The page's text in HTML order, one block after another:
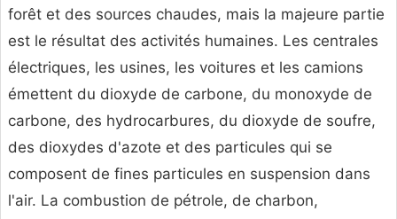
forêt et des sources chaudes, mais la majeure partie
est le résultat des activités humaines. Les centrales
électriques, les usines, les voitures et les camions
émettent du dioxyde de carbone, du monoxyde de
carbone, des hydrocarbures, du dioxyde de soufre,
des dioxydes d'azote et des particules qui se
composent de fines particules en suspension dans
l'air. La combustion de pétrole, de charbon,